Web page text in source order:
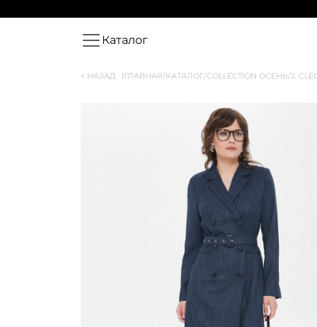
Каталог
< НАЗАД |ГЛАВНАЯ/КАТАЛОГ/COLLECTION ОСЕНЬ/2.